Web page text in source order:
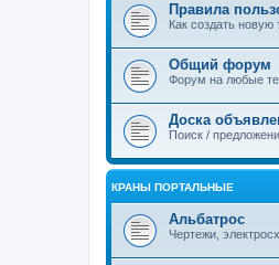
Правила
Как создать новую
Общий форум
Форум на любые
Доска
Поиск /
КРАНЫ ПОРТАЛЬНЫЕ
Альбатрос
Чертежи,